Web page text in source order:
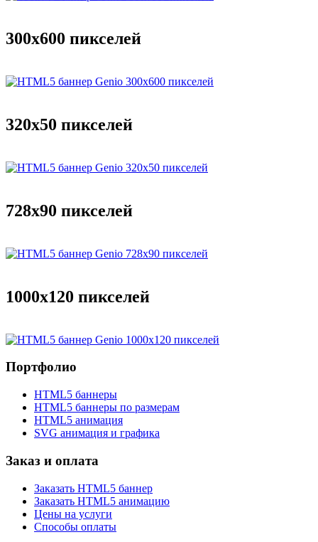
300x600 пикселей
320x50 пикселей
728x90 пикселей
1000x120 пикселей
Портфолио
HTML5 баннеры
HTML5 баннеры по размерам
HTML5 анимация
SVG анимация и графика
Заказ и оплата
Заказать HTML5 баннер
Заказать HTML5 анимацию
Цены на услуги
Способы оплаты